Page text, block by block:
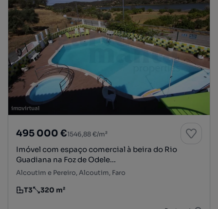
495 000 €1546,88 €/m²
Imóvel com espaço comercial à beira do Rio
Guadiana na Foz de Odele...
Alcoutim e Pereiro, Alcoutim, Faro
Tipologia
T3
Preço por metro quadrado
320 m²